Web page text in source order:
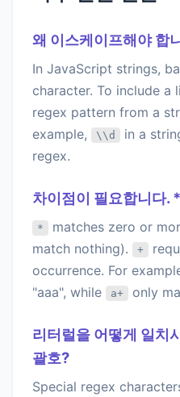
왜 이스케이프해야 합
In JavaScript strings,
character. To include a
regex pattern from a
example,
\\d in a
regex.
차이점이 필요합니다.
*
matches zero or
match nothing).
+
occurrence. For
"aaa", while
a+ only
리터럴을 어떻게 일치
괄호?
Special regex